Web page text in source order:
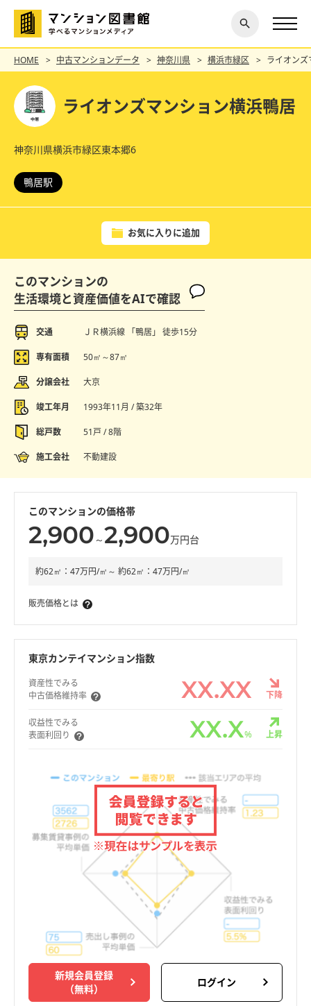
探す
閉じ
る
HOME 中古マンションデータ 神奈川県 横浜市緑区 ライオン
ライオンズマンション横浜鴨居
神奈川県横浜市緑区東本郷6
鴨居駅
お気に入りに追加
このマンションの
生活環境と資産価値をAIで確認
交通 ＪＲ横浜線 「鴨居」 徒歩15分
専有面積 50㎡～87㎡
分譲会社 大京
竣工年月 1993年11月 / 築32年
総戸数 51戸 / 8階
施工会社 不動建設
このマンションの価格帯
2,900 ～2,900万円台
約62㎡：47万円/㎡～ 約62㎡：47万円/㎡
販売価格とは
東京カンテイマンション指数
資産性でみる
中古価格維持率
XX.XX 下降
収益性でみる
表面利回り
XX.X% 上昇
新規会員登録
（無料）
ログイン